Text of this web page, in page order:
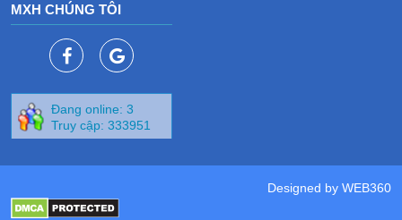
MXH CHÚNG TÔI
Đang online: 3
Truy cập: 333951
Designed by WEB360